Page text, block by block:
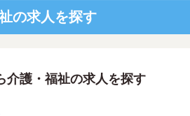
の求人を探す
介護・福祉の求人を探す